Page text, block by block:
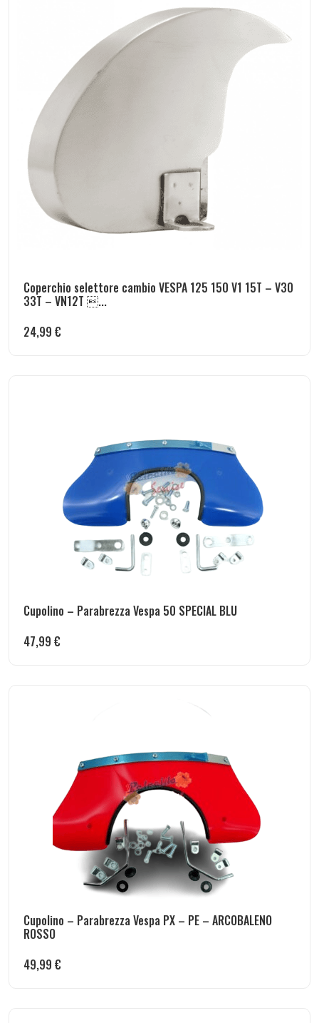
Coperchio selettore cambio VESPA 125 150 V1 15T – V30
33T – VN12T ...
24,99 €
Cupolino – Parabrezza Vespa 50 SPECIAL BLU
47,99 €
Cupolino – Parabrezza Vespa PX – PE – ARCOBALENO
ROSSO
49,99 €